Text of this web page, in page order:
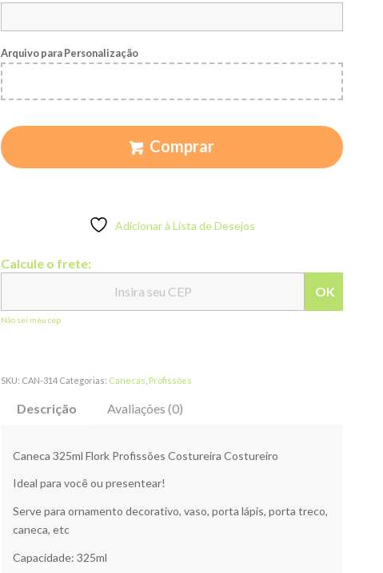
Arquivo para Personalização
Comprar
Adicionar à Lista de Desejos
Calcule o frete:
OK
Não sei meu cep
SKU: CAN-314 Categorias: Canecas Profissões
Descrição Avaliações (0)
Caneca 325ml Flork Profissões Costureira Costureiro
Ideal para você ou presentear!
Serve para ornamento decorativo, vaso, porta lápis, porta treco,
caneca, etc
Capacidade: 325ml